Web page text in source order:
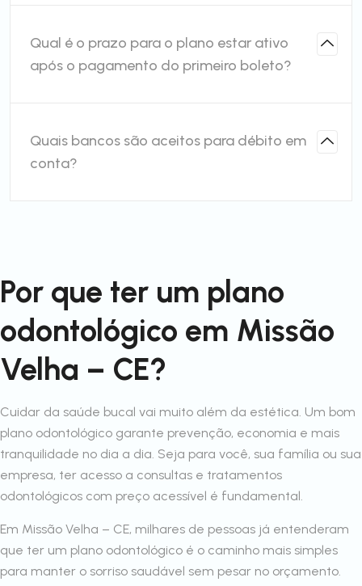
Qual é o prazo para o plano estar ativo
após o pagamento do primeiro boleto?
Quais bancos são aceitos para débito em
conta?
Por que ter um plano
odontológico em Missão
Velha – CE?
Cuidar da saúde bucal vai muito além da estética. Um bom
plano odontológico garante prevenção, economia e mais
tranquilidade no dia a dia. Seja para você, sua família ou sua
empresa, ter acesso a consultas e tratamentos
odontológicos com preço acessível é fundamental.
Em Missão Velha – CE, milhares de pessoas já entenderam
que ter um plano odontológico é o caminho mais simples
para manter o sorriso saudável sem pesar no orçamento.